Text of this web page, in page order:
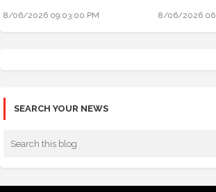
8/06/2026 09:03:00 PM 8/06/2026
SEARCH YOUR NEWS